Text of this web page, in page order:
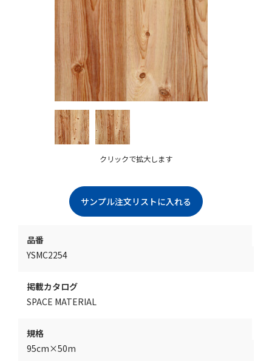
クリックで拡大します
品番
YSMC2254
掲載カタログ
SPACE MATERIAL
規格
95cm×50m